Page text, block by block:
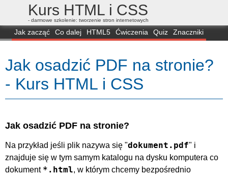
Kurs HTML i CSS
- darmowe szkolenie: tworzenie stron internetowych
Jak zacząć Co dalej HTML5 Ćwiczenia Quiz
Znaczniki
FAQ
Przeglądarki Mapa FORUM
Jak osadzić PDF na stronie?
- Kurs HTML i CSS
Jak osadzić PDF na stronie?
Na przykład jeśli plik nazywa się "dokument.pdf" i
znajduje się w tym samym katalogu na dysku komputera co
dokument *.html, w którym chcemy bezpośrednio